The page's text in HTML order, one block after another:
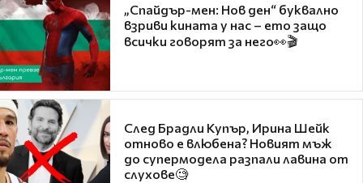
„Спайдър-мен: Нов ден“ буквално
взриви кината у нас – ето защо
всички говорят за него👀🎬
След Брадли Купър, Ирина Шейк
отново е влюбена? Новият мъж
до супермодела разпали лавина от
слухове🧐